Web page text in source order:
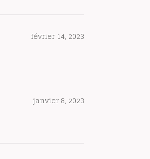
février 14, 2023
janvier 8, 2023